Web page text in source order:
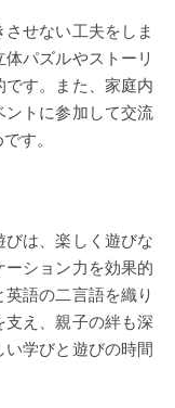
せない工夫をしま
パズルやストーリ
す。また、家庭内
トに参加して交流
す。
は、楽しく遊びな
ション力を効果的
語の二言語を織り
え、親子の絆も深
学びと遊びの時間